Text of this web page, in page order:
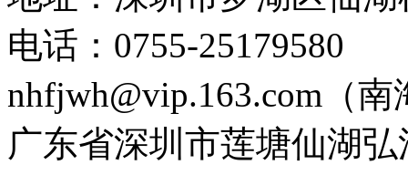
电话：0755-25179580
nhfjwh@vip.163.com（南
广东省深圳市莲塘仙湖弘